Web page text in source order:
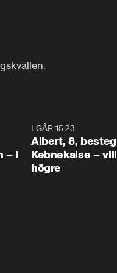
– i
I GÅR 15:23
Albert, 8, besteg
Kebnekaise – vill
högre